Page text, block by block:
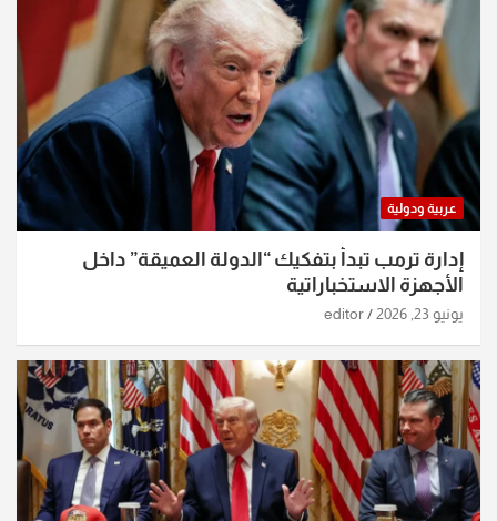
عربية ودولية
إدارة ترمب تبدأ بتفكيك “الدولة العميقة” داخل
الأجهزة الاستخباراتية
يونيو 23, 2026 editor